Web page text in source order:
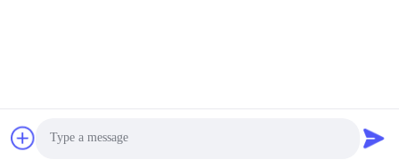
cuadrícula de techo suspendida para paneles de yeso
Consiga El Mejor Precio